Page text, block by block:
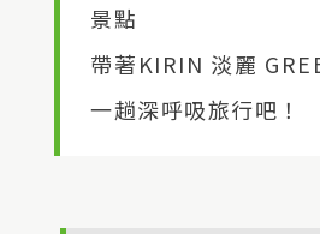
景點
帶著KIRIN 淡麗
一趟深呼吸旅行吧！